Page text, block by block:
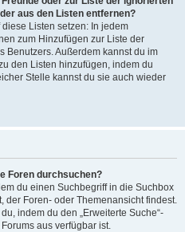
aus den Listen entfernen?
Listen setzen: In jedem
zum Hinzufügen zur Liste der
Benutzers. Außerdem kannst du im
den Listen hinzufügen, indem du
Stelle kannst du sie auch wieder
Foren durchsuchen?
du einen Suchbegriff in die Suchbox
der Foren- oder Themenansicht findest.
indem du den „Erweiterte Suche“-
aus verfügbar ist.